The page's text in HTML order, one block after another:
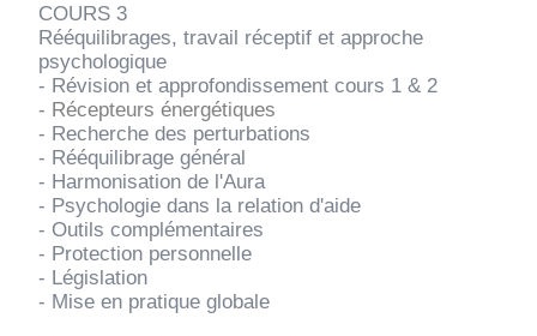
COURS 3
Rééquilibrages, travail réceptif et approche
psychologique
- Révision et approfondissement cours 1 & 2
- Récepteurs énergétiques
- Recherche des perturbations
- Rééquilibrage général
- Harmonisation de l'Aura
- Psychologie dans la relation d'aide
- Outils complémentaires
- Protection personnelle
- Législation
- Mise en pratique globale